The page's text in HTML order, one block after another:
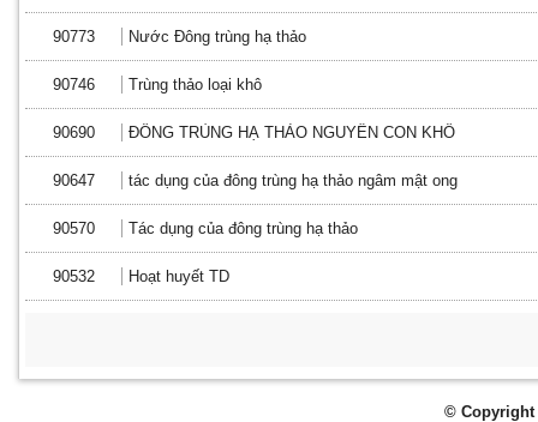
90773 Nước Đông trùng hạ thảo
90746 Trùng thảo loại khô
90690 ĐÔNG TRÙNG HẠ THẢO NGUYÊN CON KHÔ
90647 tác dụng của đông trùng hạ thảo ngâm mật ong
90570 Tác dụng của đông trùng hạ thảo
90532 Hoạt huyết TD
© Copyright